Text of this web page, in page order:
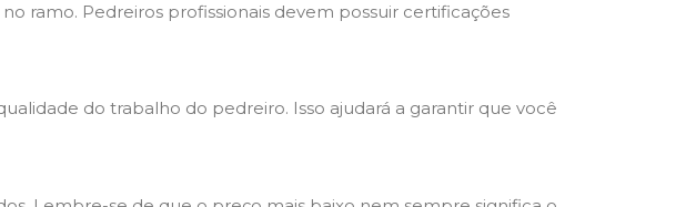
ramo. Pedreiros profissionais devem possuir certificações
do trabalho do pedreiro. Isso ajudará a garantir que você